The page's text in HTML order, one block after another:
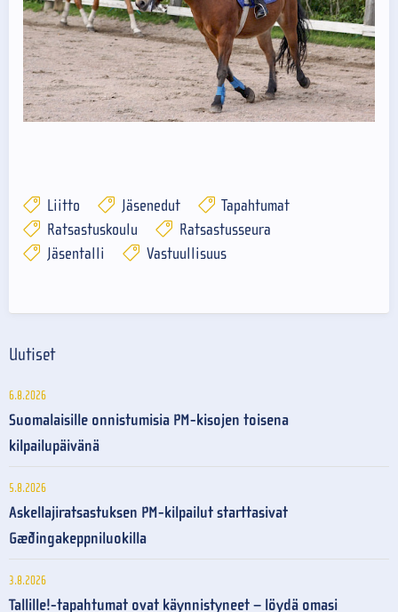
Liitto Jäsenedut
Tapahtumat
Ratsastuskoulu
Ratsastusseura
Jäsentalli
Vastuullisuus
Uutiset
6.8.2026
Suomalaisille onnistumisia PM-kisojen toisena
kilpailupäivänä
5.8.2026
Askellajiratsastuksen PM-kilpailut starttasivat
Gæðingakeppniluokilla
3.8.2026
Tallille!-tapahtumat ovat käynnistyneet – löydä omasi